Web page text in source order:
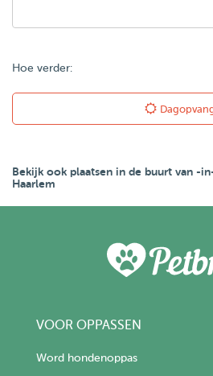
Hoe verder:
Bekijk ook plaatsen in de buurt van -
Haarlem
VOOR OPPASSEN
Word hondenoppas